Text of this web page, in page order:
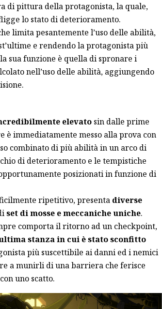
di pittura della protagonista, la quale,
lo stato di deterioramento.
limita pesantemente l’uso delle abilità,
e rendendo la protagonista più
sua funzione è quella di spronare i
nell’uso delle abilità, aggiungendo
elevatosin dalle prime
immediatamente messo alla prova con
combinato di più abilità in un arco di
di deterioramento e le tempistiche
posizionati in funzione di
ripetitivo, presenta diverse
set di mosse e meccaniche uniche.
comporta il ritorno ad un checkpoint,
stanza in cui è stato sconfitto
più suscettibile ai danni ed i nemici
a munirli di una barriera che ferisce
uno scatto.